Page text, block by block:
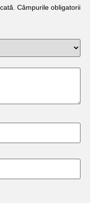
Câmpurile obligatorii